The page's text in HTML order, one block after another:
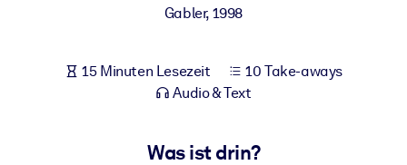
Für Unternehmensbibliotheken
Ihrer KI-Systeme zu optimieren.
Gabler, 1998
15 Minuten Lesezeit
10 Take-aways
Audio & Text
Was ist drin?